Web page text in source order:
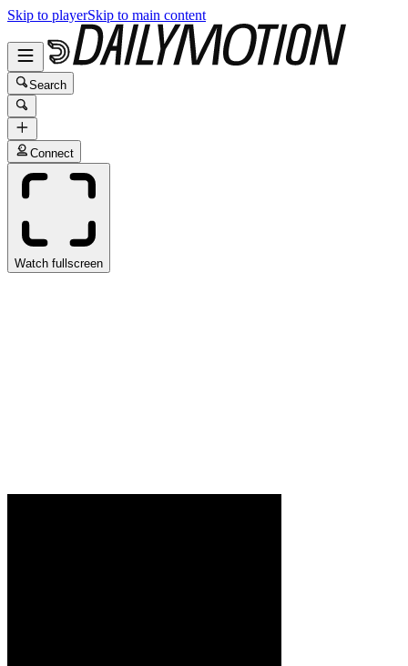
Skip to playerSkip to main content
Search
Connect
Watch fullscreen